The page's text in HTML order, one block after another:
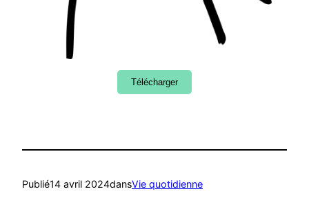
Télécharger
Publié14 avril 2024dansVie quotidienne